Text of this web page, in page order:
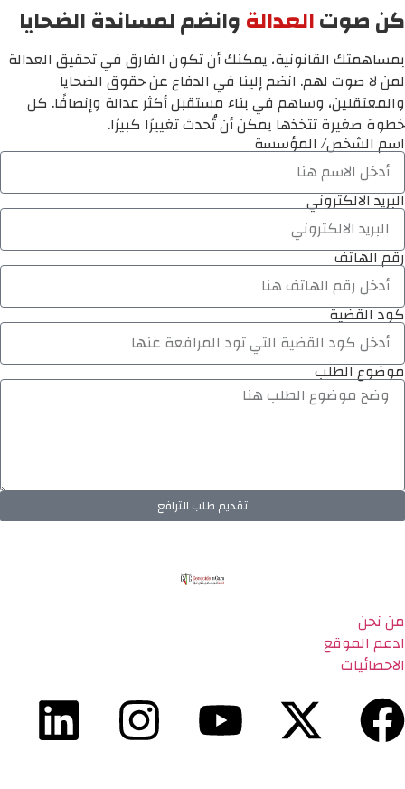
كن صوتالعدالةوانضم لمساندة الضحايا
بمساهمتك القانونية، يمكنك أن تكون الفارق في تحقيق العدالة
لمن لا صوت لهم. انضم إلينا في الدفاع عن حقوق الضحايا
والمعتقلين، وساهم في بناء مستقبل أكثر عدالة وإنصافًا. كل
خطوة صغيرة تتخذها يمكن أن تُحدث تغييرًا كبيرًا.
اسم الشخص/ المؤسسة
البريد الالكتروني
رقم الهاتف
كود القضية
موضوع الطلب
تقديم طلب الترافع
من نحن
ادعم الموقع
الاحصائيات